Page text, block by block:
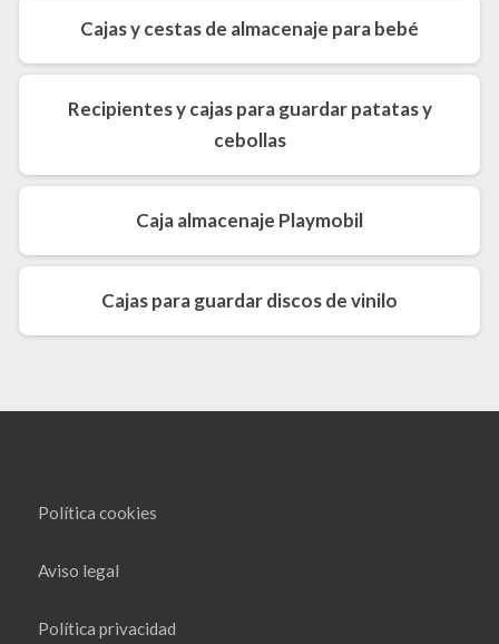
Cajas y cestas de almacenaje para bebé
Recipientes y cajas para guardar patatas y
cebollas
Caja almacenaje Playmobil
Cajas para guardar discos de vinilo
Política cookies
Aviso legal
Política privacidad